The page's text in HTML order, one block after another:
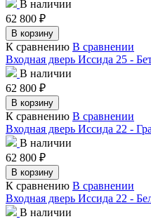
В наличии
62 800 ₽
В корзину
К сравнению В сравнении
Входная дверь Иссида 25 -
В наличии
62 800 ₽
В корзину
К сравнению В сравнении
Входная дверь Иссида 22 -
В наличии
62 800 ₽
В корзину
К сравнению В сравнении
Входная дверь Иссида 22 -
В наличии